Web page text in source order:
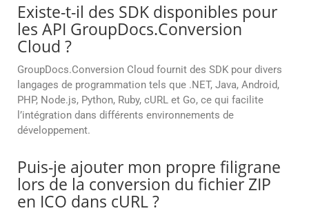
Existe-t-il des SDK disponibles pour
les API GroupDocs.Conversion
Cloud ?
GroupDocs.Conversion Cloud fournit des SDK pour divers
langages de programmation tels que .NET, Java, Android,
PHP, Node.js, Python, Ruby, cURL et Go, ce qui facilite
l’intégration dans différents environnements de
développement.
Puis-je ajouter mon propre filigrane
lors de la conversion du fichier ZIP
en ICO dans cURL ?